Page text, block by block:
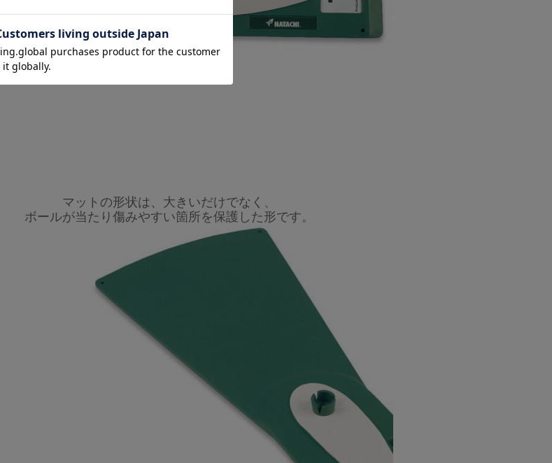
マットの形状は、大きいだけでなく、
ボールが当たり傷みやすい箇所を保護した形です。